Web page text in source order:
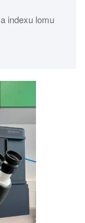
indexu lomu